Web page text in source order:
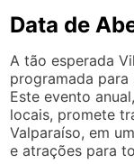
Data de
A tão esperada
programada para
Este evento
locais, promete
Valparaíso, em
e atrações para